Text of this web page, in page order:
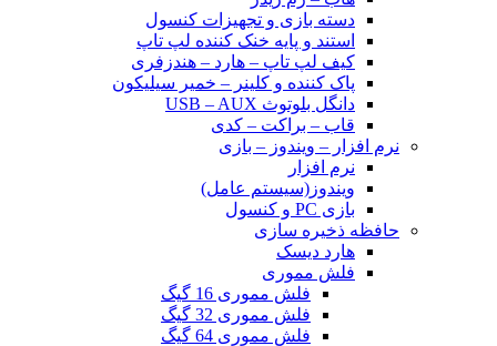
دسته بازی و تجهیزات کنسول
استند و پایه خنک کننده لپ تاپ
کیف لپ تاپ – هارد – هندزفری
پاک کننده و کلینر – خمیر سیلیکون
دانگل بلوتوث USB – AUX
قاب – براکت – کدی
نرم افزار – ویندوز – بازی
نرم افزار
ویندوز(سیستم عامل)
بازی PC و کنسول
حافظه ذخیره سازی
هارد دیسک
فلش مموری
فلش مموری 16 گیگ
فلش مموری 32 گیگ
فلش مموری 64 گیگ